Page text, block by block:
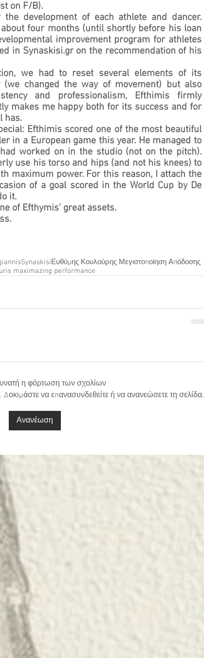
on F/B).
development of each athlete and dancer.
four months (until shortly before his loan
improvement program for athletes
in Synaskisi.gr on the recommendation of his
we had to reset several elements of its
(we changed the way of movement) but also
and professionalism, Efthimis firmly
makes me happy both for its success and for
has.
Efthimis scored one of the most beautiful
in a European game this year. He managed to
worked on in the studio (not on the pitch).
use his torso and hips (and not his knees) to
maximum power. For this reason, I attach the
of a goal scored in the World Cup by De
it.
of Efthymis' great assets.
SynaskisiΕυθύμης Κουλούρης Μεγιστοποίηση Απόδοσης
maximazing performance
η φόρτωση των σχολίων
να επανασυνδεθείτε ή να ανανεώσετε τη σελίδα.
Ανανέωση